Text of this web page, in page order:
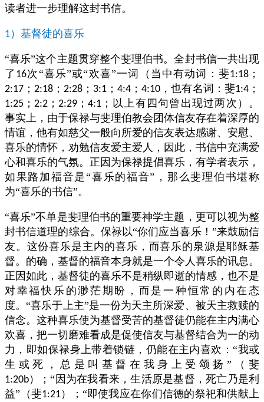
读者进一步理解这封书信。
1）基督徒的喜乐
“喜乐”这个主题贯穿整个斐理伯书。全封书信一共出现
了 16次“喜乐”或“欢喜”一词（当中有动词：斐1:18 ；
2:17 ； 2:18 ； 2:28 ； 3:1 ； 4:4 ； 4:10 ，也有名词：斐1:4 ；
1:25 ； 2:2 ； 2:29 ； 4:1 ；以上有四句曾出现过两次）。
事实上，由于保禄与斐理伯教会团体信友存在着深厚的
情谊，他有如慈父一般向所爱的信友表达感谢、安慰、
喜乐的情怀，劝勉信友爱主爱人，因此，书信中充满爱
心和喜乐的气氛。正因为保禄提倡喜乐，有学者表示，
如果路加福音是“喜乐的福音”，那么斐理伯书堪称
为“喜乐的书信”。
“喜乐”不单是斐理伯书的重要神学主题，更可以视为整
封书信道理的综合。保禄以“你们应当喜乐！”来鼓励信
友。这份喜乐是主内的喜乐，而喜乐的泉源是耶稣基
督。的确，基督的福音本身就是一个令人喜乐的讯息。
正因如此，基督徒的喜乐不是稍纵即逝的情感，也不是
对幸福快乐的渺茫期盼，而是一种恒常的内在态
度。“喜乐于上主”是一份为天主所深爱、被天主救赎的
信念。这种喜乐使为基督受苦的基督徒仍能在主内满心
欢喜，把一切磨难看成是促使信友与基督结合为一的动
力，即如保禄身上带着锁链，仍能在主内喜欢：“我或
生或死，总是叫基督在我身上受颂扬”（斐
1:20b）；“因为在我看来，生活原是基督，死亡乃是利
益”（斐1:21）；“即使我应在你们信德的祭祀和供献上